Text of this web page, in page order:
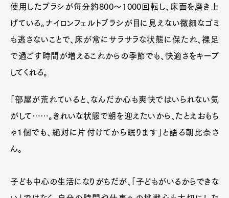
使用したブラシが毎分約800～1000回転し、床面を磨き上
げている。ナイロンフェルトブラシが目に見えない微細なゴミ
も逃さないことで、床が常にサラサラな状態に保たれ、裸足
で過ごす時間が増えるこれからの季節でも、快適さをキープ
してくれる。
「部屋が荒れていると、なんだか心も爽快ではいられない気
がして……。きれいな状態で朝を迎えたいから、たとえおもち
ゃ1個でも、絶対に片付けてから眠ります」と語る朝比奈さ
ん。
子ども中心の生活になりがちだが、「子どもがいるからできな